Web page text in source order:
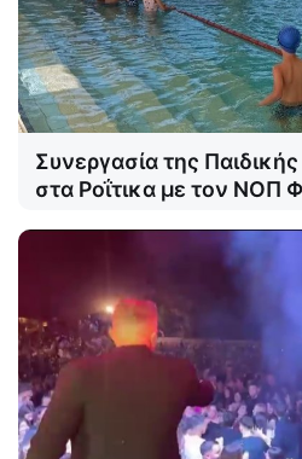
Συνεργασία της
στα Ροΐτικα με τον ΝΟΠ